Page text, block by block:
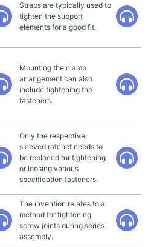
Straps are typically used to
tighten the support
elements for a good fit.
Mounting the clamp
arrangement can also
include tightening the
fasteners.
Only the respective
sleeved ratchet needs to
be replaced for tightening
or loosing various
specification fasteners.
The invention relates to a
method for tightening
screw joints during series
assembly.